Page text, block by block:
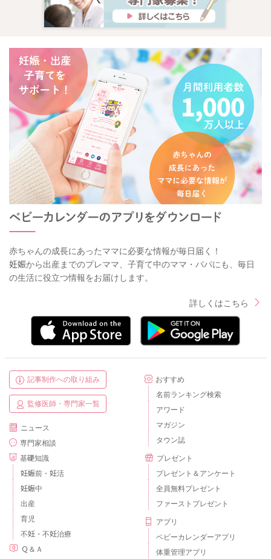
赤ちゃんの成長にあったママに必要な情報が毎日届く！
妊娠から出産までのプレママ、子育て中のママ・パパにも、毎日
の生活に役立つ情報をお届けします。
詳しくはこちら
記事制作への取り組み
監修医師・専門家一覧
ニュース
専門家相談
基礎知識
妊娠前・妊活
妊娠中
出産
育児
不妊・不妊治療
Ｑ＆Ａ
おすすめ
名前ランキング検索
アワード
マガジン
タウン誌
プレゼント
プレゼント＆アンケート
全員無料プレゼント
ファーストプレゼント
アプリ
ベビーカレンダーアプリ
体重管理アプリ